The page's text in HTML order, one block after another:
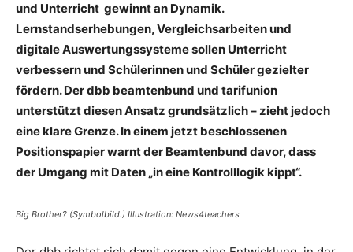
und Unterricht gewinnt an Dynamik.
Lernstandserhebungen, Vergleichsarbeiten und
digitale Auswertungssysteme sollen Unterricht
verbessern und Schülerinnen und Schüler gezielter
fördern. Der dbb beamtenbund und tarifunion
unterstützt diesen Ansatz grundsätzlich – zieht jedoch
eine klare Grenze. In einem jetzt beschlossenen
Positionspapier warnt der Beamtenbund davor, dass
der Umgang mit Daten „in eine Kontrolllogik kippt“.
Big Brother? (Symbolbild.) Illustration: News4teachers